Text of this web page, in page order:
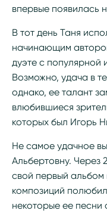
впервые появилась
В тот день Таня
начинающим
дуэте с популярной
Возможно, удача в
однако, ее талант
влюбившиеся
которых был Игорь
Не самое удачное
Альбертовну. Через
свой первый альбом
композиций
некоторые ее